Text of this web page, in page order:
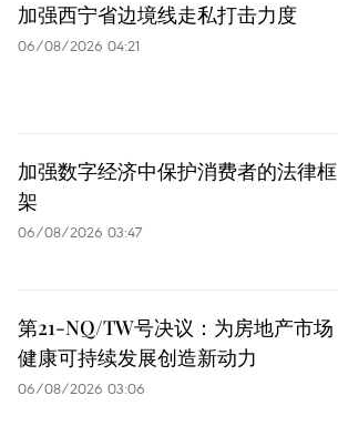
加强西宁省边境线走私打击力度
06/08/2026 04:21
加强数字经济中保护消费者的法律框
架
06/08/2026 03:47
第21-NQ/TW号决议：为房地产市场
健康可持续发展创造新动力
06/08/2026 03:06